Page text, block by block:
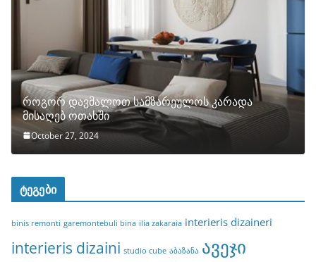
როგორ დავმალოთ სამზარეულოს კარადა
მისაღებ ოთახში
October 27, 2024
ტეგები
binis remonti garemontebuli bina ilia zakaraia interieris dizaineri
interieris dizaini studio cube აბაზანა ავეჯი